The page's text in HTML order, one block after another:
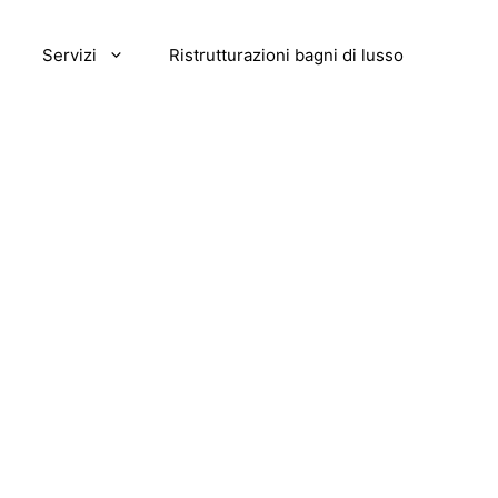
Servizi Ristrutturazioni bagni di lusso